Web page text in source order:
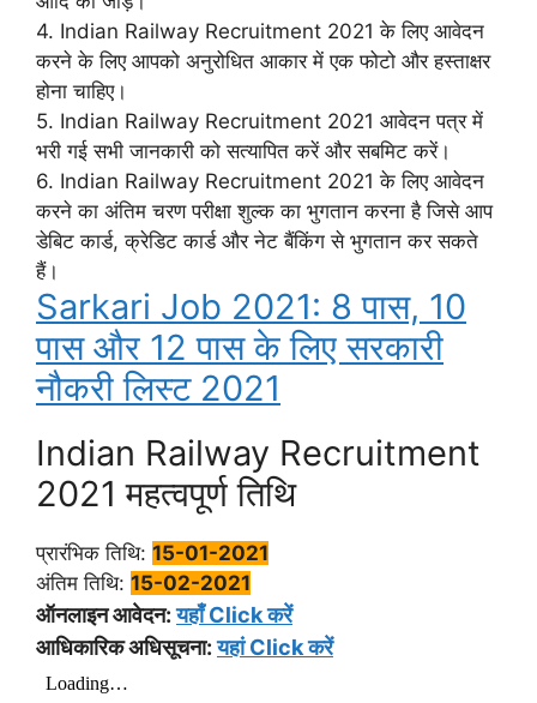
4. Indian Railway Recruitment 2021 के लिए आवेदन
करने के लिए आपको अनुरोधित आकार में एक फोटो और हस्ताक्षर
होना चाहिए।
5. Indian Railway Recruitment 2021 आवेदन पत्र में
भरी गई सभी जानकारी को सत्यापित करें और सबमिट करें।
6. Indian Railway Recruitment 2021 के लिए आवेदन
करने का अंतिम चरण परीक्षा शुल्क का भुगतान करना है जिसे आप
डेबिट कार्ड, क्रेडिट कार्ड और नेट बैंकिंग से भुगतान कर सकते
हैं।
Sarkari Job 2021: 8 पास, 10
पास और 12 पास के लिए सरकारी
नौकरी लिस्ट 2021
Indian Railway Recruitment
2021 महत्वपूर्ण तिथि
प्रारंभिक तिथि: 15-01-2021
अंतिम तिथि: 15-02-2021
ऑनलाइन आवेदन:यहाँ Click करें
आधिकारिक अधिसूचना:यहां Click करें